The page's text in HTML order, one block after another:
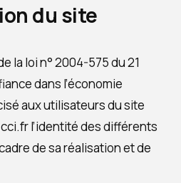
du site
la loi n° 2004-575 du 21
dans l’économie
aux utilisateurs du site
l’identité des différents
de sa réalisation et de